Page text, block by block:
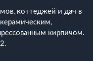
коттеджей и дач в
кирпичом.